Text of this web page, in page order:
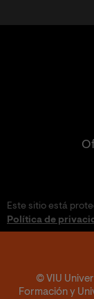
Este sitio está
Política de
© VIU
Formación y